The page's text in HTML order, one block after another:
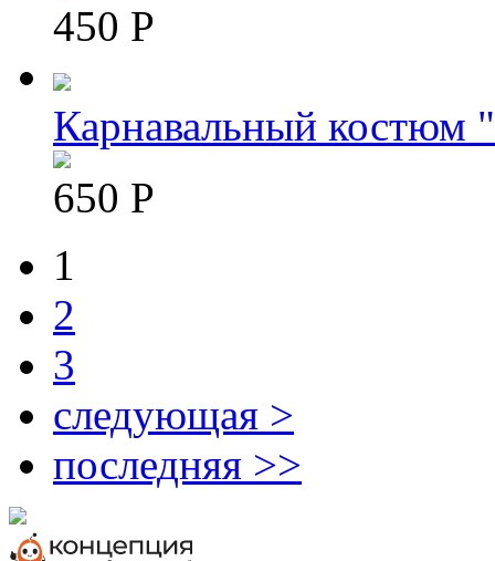
450 Р
Карнавальный костюм
650 Р
Pages
1
2
3
следующая >
последняя >>